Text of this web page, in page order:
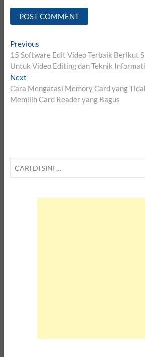
Post
navigation
PreviousPrevious
post:
15 Software Edit Video Terbaik Berikut
Untuk Video Editing dan Teknik
NextNext
post:
Cara Mengatasi Memory Card yang
Memilih Card Reader yang Bagus